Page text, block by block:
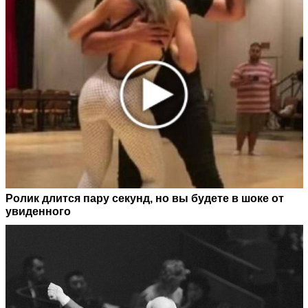
Ролик длится пару секунд, но вы будете в шоке от
увиденного